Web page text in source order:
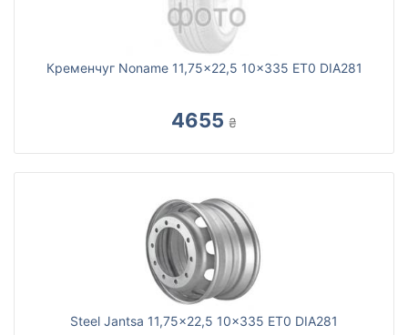
Кременчуг Noname 11,75x22,5 10x335 ET0 DIA281
4655 ₴
Steel Jantsa 11,75x22,5 10x335 ET0 DIA281